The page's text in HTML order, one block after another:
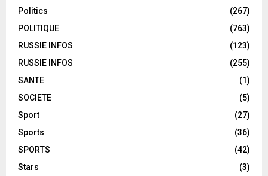
Politics
(267)
POLITIQUE
(763)
RUSSIE INFOS
(123)
RUSSIE INFOS
(255)
SANTE
(1)
SOCIETE
(5)
Sport
(27)
Sports
(36)
SPORTS
(42)
Stars
(3)